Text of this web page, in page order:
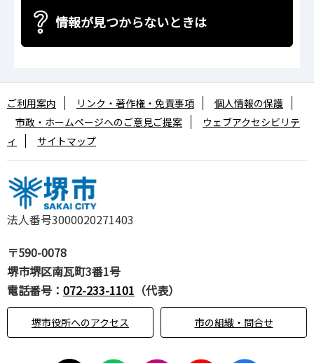
情報が見つからないときは
法人番号3000020271403
〒590-0078
堺市堺区南瓦町3番1号
電話番号： 072-233-1101 （代表）
堺市役所へのアクセス 市の組織・問合せ
ご利用案内 リンク・著作権・免責事項
個人情報の保護
市政・ホームページへのご意見ご提案
ウェブアクセシビリテ
ィ
サイトマップ